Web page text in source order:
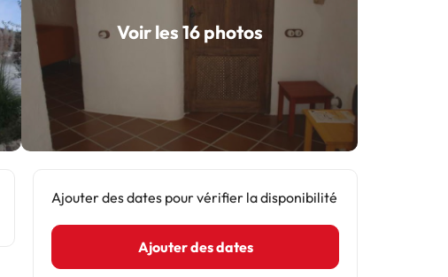
Voir les 16 photos
Ajouter des dates pour vérifier la disponibilité
Ajouter des dates